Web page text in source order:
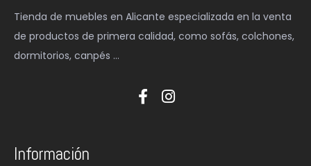
Tienda de muebles en Alicante especializada en la venta
de productos de primera calidad, como sofás, colchones,
dormitorios, canpés …
Información